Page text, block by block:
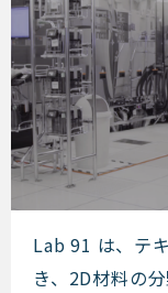
Lab 91
Lab 91 は、テ
き、2D材料の